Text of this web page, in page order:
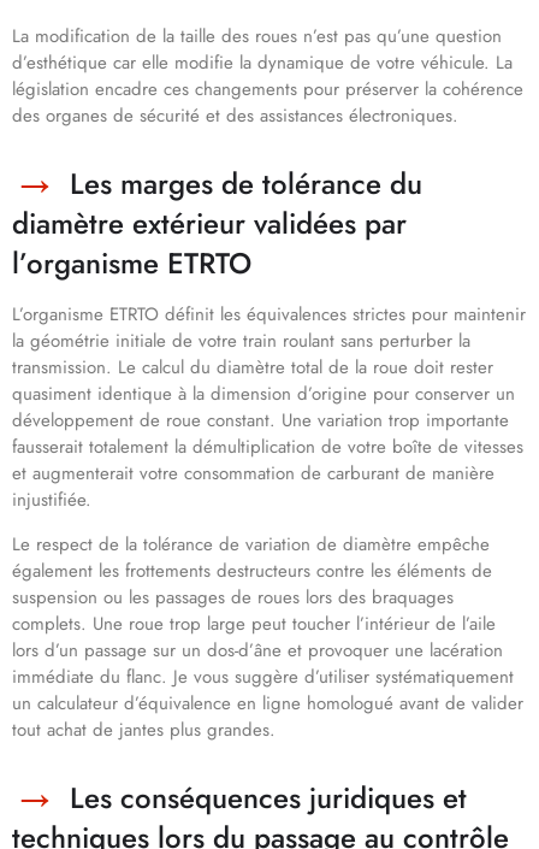
La modification de la taille des roues n’est pas qu’une question
d’esthétique car elle modifie la dynamique de votre véhicule. La
législation encadre ces changements pour préserver la cohérence
des organes de sécurité et des assistances électroniques.
Les marges de tolérance du
diamètre extérieur validées par
l’organisme ETRTO
L’organisme ETRTO définit les équivalences strictes pour maintenir
la géométrie initiale de votre train roulant sans perturber la
transmission. Le calcul du diamètre total de la roue doit rester
quasiment identique à la dimension d’origine pour conserver un
développement de roue constant. Une variation trop importante
fausserait totalement la démultiplication de votre boîte de vitesses
et augmenterait votre consommation de carburant de manière
injustifiée.
Le respect de la tolérance de variation de diamètre empêche
également les frottements destructeurs contre les éléments de
suspension ou les passages de roues lors des braquages
complets. Une roue trop large peut toucher l’intérieur de l’aile
lors d’un passage sur un dos-d’âne et provoquer une lacération
immédiate du flanc. Je vous suggère d’utiliser systématiquement
un calculateur d’équivalence en ligne homologué avant de valider
tout achat de jantes plus grandes.
Les conséquences juridiques et
techniques lors du passage au contrôle